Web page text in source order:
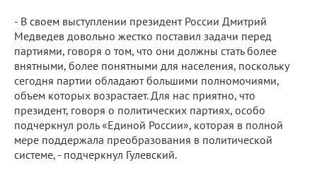
- В своем выступлении президент России Дмитрий
Медведев довольно жестко поставил задачи перед
партиями, говоря о том, что они должны стать более
внятными, более понятными для населения, поскольку
сегодня партии обладают большими полномочиями,
объем которых возрастает. Для нас приятно, что
президент, говоря о политических партиях, особо
подчеркнул роль «Единой России», которая в полной
мере поддержала преобразования в политической
системе, - подчеркнул Гулевский.